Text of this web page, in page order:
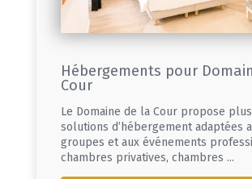
Hébergements pour
Cour
Le Domaine de la Cour propose
solutions d’hébergement adaptées
groupes et aux événements
chambres privatives, chambres ...